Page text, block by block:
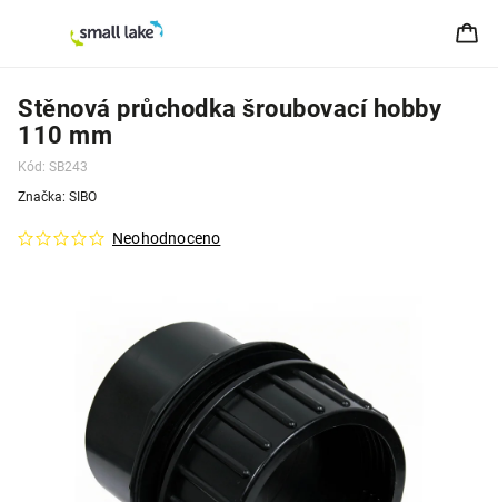
Stěnová průchodka šroubovací hobby
110 mm
Kód: SB243
Neohodnoceno
Značka: SIBO